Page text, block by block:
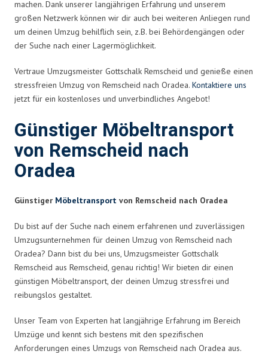
machen. Dank unserer langjährigen Erfahrung und unserem
großen Netzwerk können wir dir auch bei weiteren Anliegen rund
um deinen Umzug behilflich sein, z.B. bei Behördengängen oder
der Suche nach einer Lagermöglichkeit.
Vertraue Umzugsmeister Gottschalk Remscheid und genieße einen
stressfreien Umzug von Remscheid nach Oradea. Kontaktiere uns
jetzt für ein kostenloses und unverbindliches Angebot!
Günstiger Möbeltransport
von Remscheid nach
Oradea
Günstiger Möbeltransport von Remscheid nach Oradea
Du bist auf der Suche nach einem erfahrenen und zuverlässigen
Umzugsunternehmen für deinen Umzug von Remscheid nach
Oradea? Dann bist du bei uns, Umzugsmeister Gottschalk
Remscheid aus Remscheid, genau richtig! Wir bieten dir einen
günstigen Möbeltransport, der deinen Umzug stressfrei und
reibungslos gestaltet.
Unser Team von Experten hat langjährige Erfahrung im Bereich
Umzüge und kennt sich bestens mit den spezifischen
Anforderungen eines Umzugs von Remscheid nach Oradea aus.